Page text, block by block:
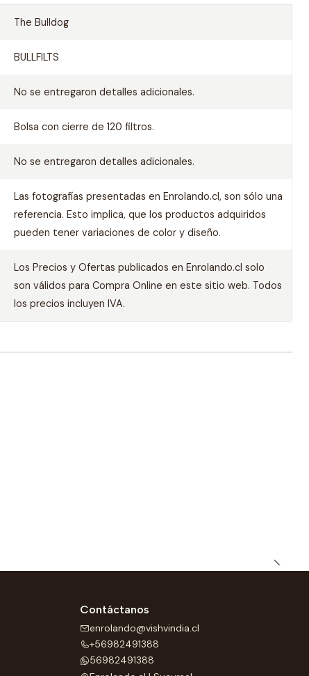
The Bulldog
BULLFILTS
No se entregaron detalles adicionales.
Bolsa con cierre de 120 filtros.
No se entregaron detalles adicionales.
Las fotografías presentadas en Enrolando.cl, son sólo una
referencia. Esto implica, que los productos adquiridos
pueden tener variaciones de color y diseño.
Los Precios y Ofertas publicados en Enrolando.cl solo
son válidos para Compra Online en este sitio web. Todos
los precios incluyen IVA.
Contáctanos
enrolando@vishvindia.cl
+56982491388
56982491388